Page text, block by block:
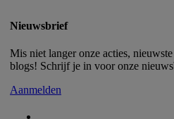
Nieuwsbrief
Mis niet langer onze acties,
blogs! Schrijf je in voor onze
Aanmelden